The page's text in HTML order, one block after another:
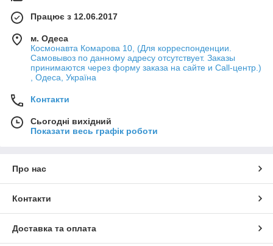
Працює з 12.06.2017
м. Одеса
Космонавта Комарова 10, (Для корреспонденции.
Самовывоз по данному адресу отсутствует. Заказы
принимаются через форму заказа на сайте и Call-центр.)
, Одеса, Україна
Контакти
Сьогодні вихідний
Показати весь графік роботи
Про нас
Контакти
Доставка та оплата